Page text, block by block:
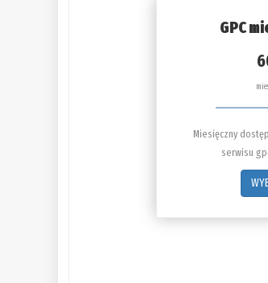
GPC
Miesięczny
serwisu